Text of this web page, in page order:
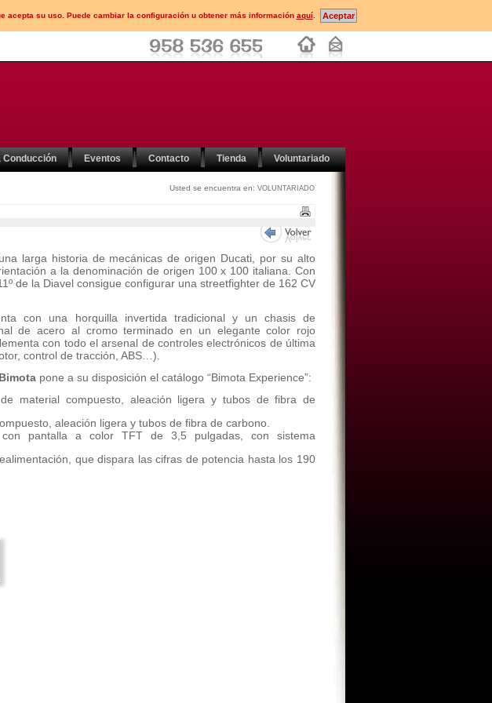
su uso. Puede cambiar la configuración u obtener más información aquí.
Conducción Eventos Contacto Tienda Voluntariado
Usted se encuentra en: VOLUNTARIADO
larga historia de mecánicas de origen Ducati, por su alto
a la denominación de origen 100 x 100 italiana. Con
de la Diavel consigue configurar una streetfighter de 162 CV
con una horquilla invertida tradicional y un chasis de
de acero al cromo terminado en un elegante color rojo
con todo el arsenal de controles electrónicos de última
control de tracción, ABS…).
Bimota pone a su disposición el catálogo “Bimota Experience”:
material compuesto, aleación ligera y tubos de fibra de
aleación ligera y tubos de fibra de carbono.
con pantalla a color TFT de 3,5 pulgadas, con sistema
que dispara las cifras de potencia hasta los 190